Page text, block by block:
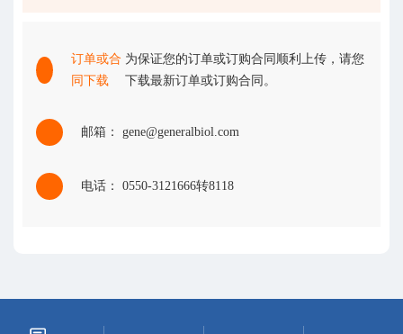
订单或合
同下载
为保证您的订单或订购合同顺利上传，请您
下载最新订单或订购合同。
邮箱： gene@generalbiol.com
电话： 0550-3121666转8118